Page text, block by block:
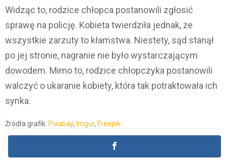
Widząc to, rodzice chłopca postanowili zgłosić
sprawę na policję. Kobieta twierdziła jednak, że
wszystkie zarzuty to kłamstwa. Niestety, sąd stanął
po jej stronie, nagranie nie było wystarczającym
dowodem. Mimo to, rodzice chłopczyka postanowili
walczyć o ukaranie kobiety, która tak potraktowała ich
synka.
Źródła grafik: Pixabay, Imgur, Freepik